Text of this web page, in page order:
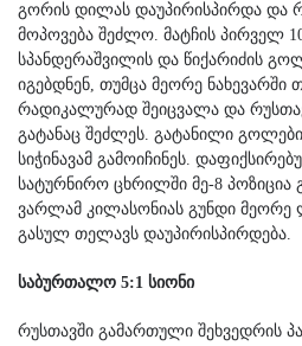
გორის დილას დაუპირისპირდა
მოპოვება შეძლო. მატჩის პირველ
სპანდერაშვილის და წიქარიძის
იგებდნენ, თუმცა მეორე ნახევარში
რადიკალურად შეიცვალა და
გატანაც შეძლეს. გატანილი
სიჭინავამ გამოიჩინეს.
სატურნირო ცხრილში მე-8 პოზიცია
ვარლამ კილასონიას გუნდი მეორე
გასულ თელავს დაუპირისპირდება.
საბურთალო 5:1 სიონი
რუსთავში გამართული შეხვედრის